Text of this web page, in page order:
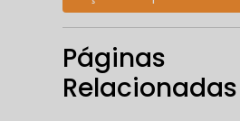
Páginas
Relacionadas